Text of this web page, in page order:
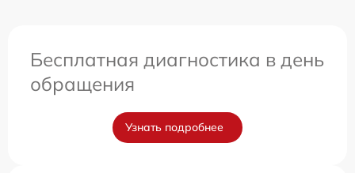
Бесплатная диагностика в день
обращения
Узнать подробнее